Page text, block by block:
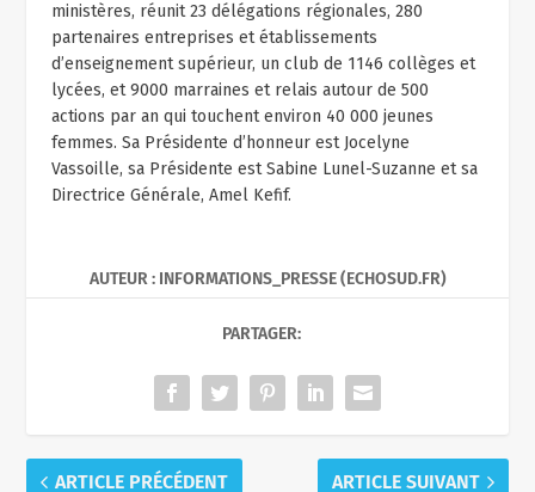
ministères, réunit 23 délégations régionales, 280
partenaires entreprises et établissements
d’enseignement supérieur, un club de 1146 collèges et
lycées, et 9000 marraines et relais autour de 500
actions par an qui touchent environ 40 000 jeunes
femmes. Sa Présidente d’honneur est Jocelyne
Vassoille, sa Présidente est Sabine Lunel-Suzanne et sa
Directrice Générale, Amel Kefif.
AUTEUR : INFORMATIONS_PRESSE (ECHOSUD.FR)
PARTAGER:
ARTICLE PRÉCÉDENT ARTICLE SUIVANT